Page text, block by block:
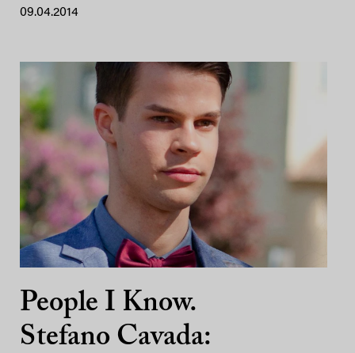
09.04.2014
People I Know.
Stefano Cavada: